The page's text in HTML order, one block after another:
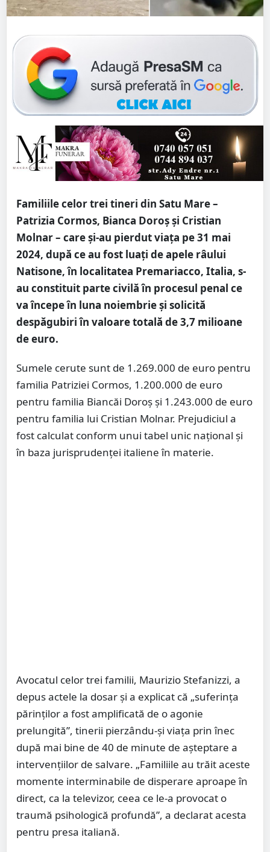
Familiile celor trei tineri din Satu Mare –
Patrizia Cormos, Bianca Doroş și Cristian
Molnar – care și-au pierdut viața pe 31 mai
2024, după ce au fost luați de apele râului
Natisone, în localitatea Premariacco, Italia, s-
au constituit parte civilă în procesul penal ce
va începe în luna noiembrie și solicită
despăgubiri în valoare totală de 3,7 milioane
de euro.
Sumele cerute sunt de 1.269.000 de euro pentru
familia Patriziei Cormos, 1.200.000 de euro
pentru familia Biancăi Doroş și 1.243.000 de euro
pentru familia lui Cristian Molnar. Prejudiciul a
fost calculat conform unui tabel unic național și
în baza jurisprudenței italiene în materie.
Avocatul celor trei familii, Maurizio Stefanizzi, a
depus actele la dosar și a explicat că „suferința
părinților a fost amplificată de o agonie
prelungită”, tinerii pierzându-și viața prin înec
după mai bine de 40 de minute de așteptare a
intervențiilor de salvare. „Familiile au trăit aceste
momente interminabile de disperare aproape în
direct, ca la televizor, ceea ce le-a provocat o
traumă psihologică profundă”, a declarat acesta
pentru presa italiană.